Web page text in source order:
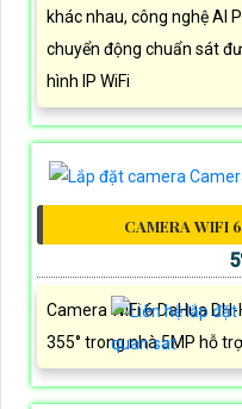
khác nhau, công nghệ AI
chuyển động chuẩn sát
hình IP WiFi
CAMERA WIFI
Camera WiFi 6 DaHua
355° trong nhà 5MP hỗ